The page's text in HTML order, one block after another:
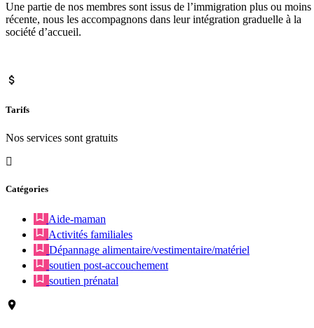
Une partie de nos membres sont issus de l’immigration plus ou moins
récente, nous les accompagnons dans leur intégration graduelle à la
société d’accueil.
Tarifs
Nos services sont gratuits
Catégories
Aide-maman
Activités familiales
Dépannage alimentaire/vestimentaire/matériel
soutien post-accouchement
soutien prénatal